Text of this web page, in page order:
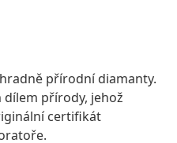
přírodní diamanty.
přírody, jehož
certifikát